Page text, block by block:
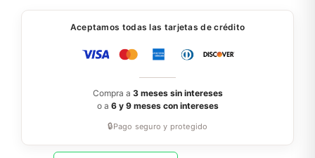
Aceptamos todas las tarjetas de crédito
Compra a 3 meses sin intereses
o a 6 y 9 meses con intereses
🔒Pago seguro y protegido